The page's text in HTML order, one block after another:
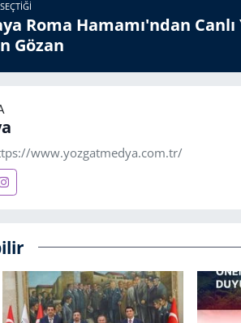
Roma Hamamı'ndan Canlı
Gözan
www.yozgatmedya.com.tr/